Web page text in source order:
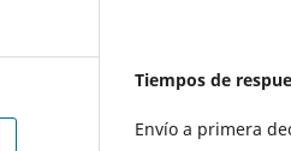
Tiempos de
Envío a primera